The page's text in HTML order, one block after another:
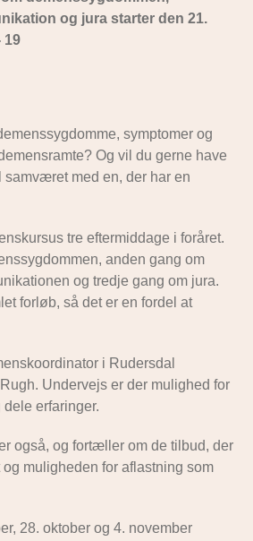
og jura starter den 21.
19
symptomer og
Og vil du gerne have
samværet med en, der har en
tre eftermiddage i foråret.
anden gang om
og tredje gang om jura.
forløb, så det er en fordel at
i Rudersdal
Undervejs er der mulighed for
erfaringer.
også, og fortæller om de tilbud, der
muligheden for aflastning som
28. oktober og 4. november